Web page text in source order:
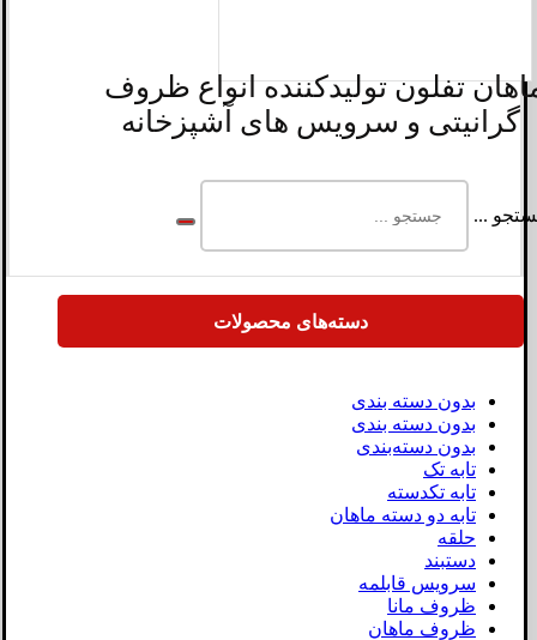
تفلون تولیدکننده انواع ظروف
گرانیتی و سرویس های آشپزخانه
...
دسته‌های محصولات
بدون دسته بندی
بدون دسته بندی
بدون دسته‌بندی
تابه تک
تابه تکدسته
تابه دو دسته ماهان
حلقه
دستبند
سرویس قابلمه
ظروف مانا
ظروف ماهان